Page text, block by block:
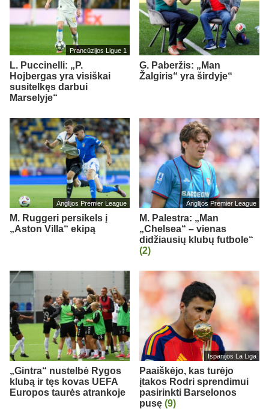
Prancūzijos Ligue 1
L. Puccinelli: „P.
Hojbergas yra visiškai
susitelkęs darbui
Marselyje“
G. Paberžis: „Man
Žalgiris“ yra širdyje“
Anglijos Premier League
M. Ruggeri persikels į
„Aston Villa“ ekipą
Anglijos Premier League
M. Palestra: „Man
„Chelsea“ – vienas
didžiausių klubų futbole“
(2)
„Gintra“ nustelbė Rygos
klubą ir tęs kovas UEFA
Europos taurės atrankoje
Ispanijos La Liga
Paaiškėjo, kas turėjo
įtakos Rodri sprendimui
pasirinkti Barselonos
pusę (9)